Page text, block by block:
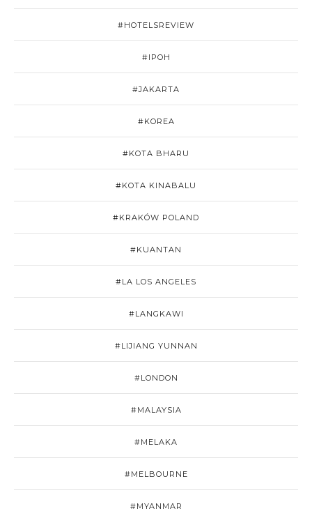
#HOTELSREVIEW
#IPOH
#JAKARTA
#KOREA
#KOTA BHARU
#KOTA KINABALU
#KRAKÓW POLAND
#KUANTAN
#LA LOS ANGELES
#LANGKAWI
#LIJIANG YUNNAN
#LONDON
#MALAYSIA
#MELAKA
#MELBOURNE
#MYANMAR